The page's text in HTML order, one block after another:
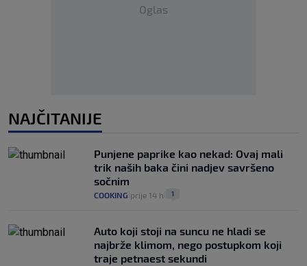
Oglas
NAJČITANIJE
Punjene paprike kao nekad: Ovaj mali
trik naših baka čini nadjev savršeno
sočnim
COOKING prije 14 h 1
Auto koji stoji na suncu ne hladi se
najbrže klimom, nego postupkom koji
traje petnaest sekundi